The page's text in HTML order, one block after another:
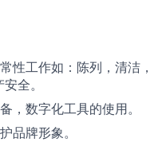
性工作如：陈列，清洁，
全。
，数字化工具的使用。
品牌形象。